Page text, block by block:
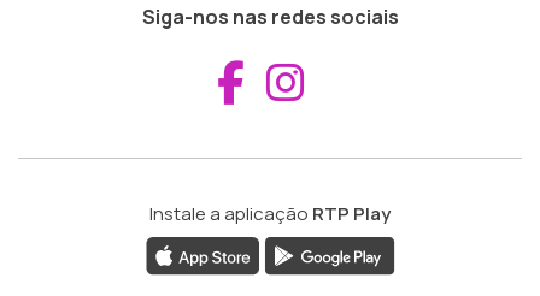
Siga-nos nas redes sociais
Aceder ao
Instale a aplicação RTP Play